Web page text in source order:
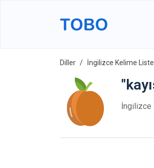
Diller İngilizce Kelime
İngilizce